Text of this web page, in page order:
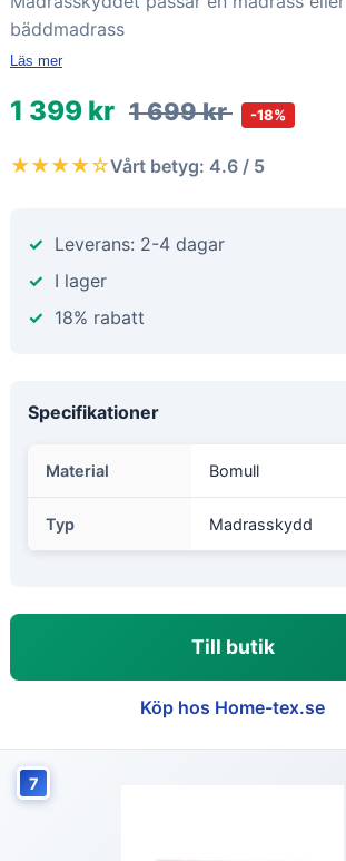
bäddmadrass
Läs mer
1 399 kr 1 699 kr -18%
★★★★☆Vårt betyg: 4.6 / 5
Leverans: 2-4 dagar
I lager
18% rabatt
Specifikationer
Material Bomull
Typ Madrasskydd
Till butik
Köp hos Home-tex.se
7